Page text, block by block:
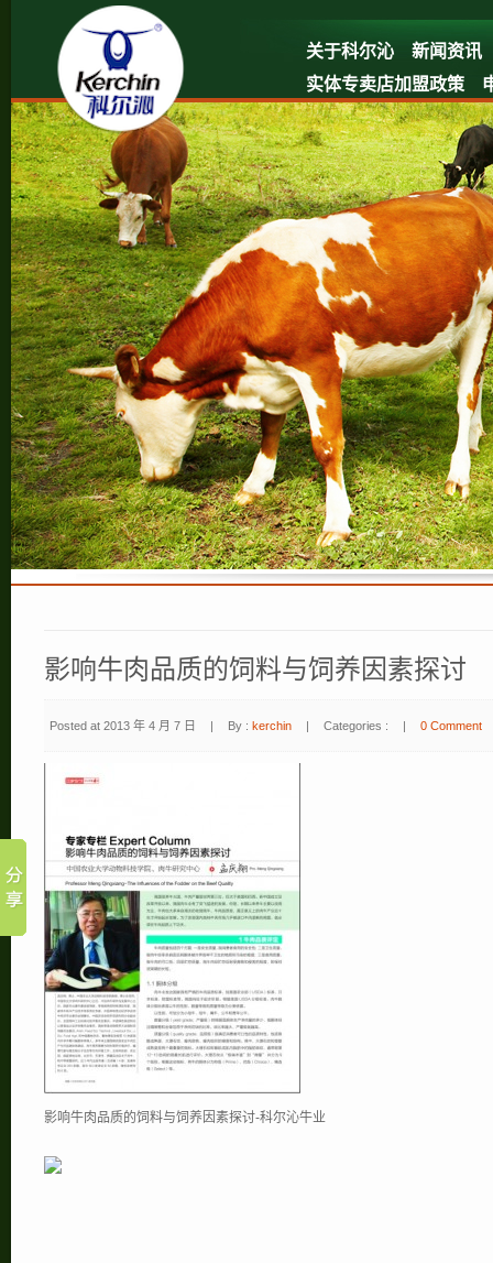
关于科尔沁
新闻资讯
实体专卖店加盟政策
影响牛肉品质的饲料与饲养因素探讨
Posted at 2013 年 4 月 7 日 | By : kerchin | Categories : | 0 Comment
影响牛肉品质的饲料与饲养因素探讨-科尔沁牛业